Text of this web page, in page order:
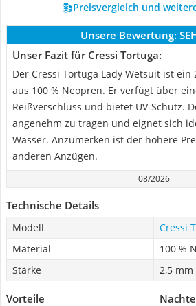
Preisvergleich und
Unsere Bewertung:
Unser Fazit für Cressi Tortuga:
Der Cressi Tortuga Lady Wetsuit ist ein
aus 100 % Neopren. Er verfügt über
Reißverschluss und bietet UV-Schutz.
angenehm zu tragen und eignet sich
Wasser. Anzumerken ist der höhere
anderen Anzügen.
08/2026
Technische Details
Modell
Cressi
Material
100 %
Stärke
2,5 mm
Vorteile